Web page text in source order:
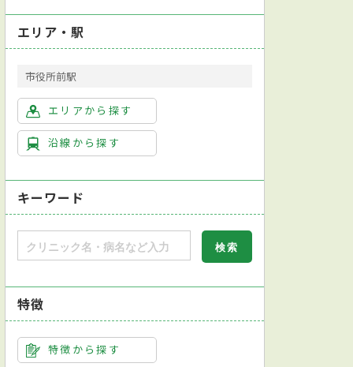
エリア・駅
市役所前駅
エリアから探す
沿線から探す
キーワード
特徴
特徴から探す